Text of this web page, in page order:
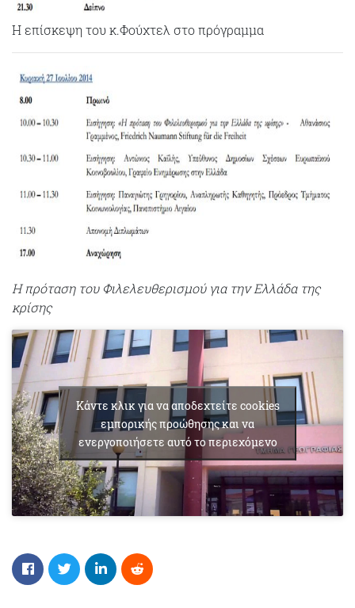
Η επίσκεψη του κ.Φούχτελ στο πρόγραμμα
Η πρόταση του Φιλελευθερισμού για την Ελλάδα της
κρίσης
Κάντε κλικ για να αποδεχτείτε cookies
εμπορικής προώθησης και να
ενεργοποιήσετε αυτό το περιεχόμενο